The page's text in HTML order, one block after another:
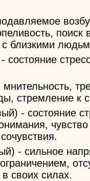
поиск
близкими
стремление к
- состояние
- сильное
в своих силах.